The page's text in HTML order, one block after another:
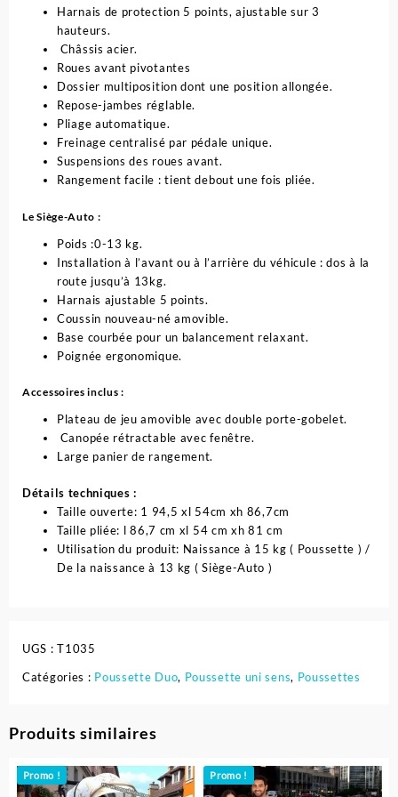
Harnais de protection 5 points, ajustable sur 3
hauteurs.
Châssis acier.
Roues avant pivotantes
Dossier multiposition dont une position allongée.
Repose-jambes réglable.
Pliage automatique.
Freinage centralisé par pédale unique.
Suspensions des roues avant.
Rangement facile : tient debout une fois pliée.
Le Siège-Auto :
Poids :0-13 kg.
Installation à l’avant ou à l’arrière du véhicule : dos à la
route jusqu’à 13kg.
Harnais ajustable 5 points.
Coussin nouveau-né amovible.
Base courbée pour un balancement relaxant.
Poignée ergonomique.
Accessoires inclus :
Plateau de jeu amovible avec double porte-gobelet.
Canopée rétractable avec fenêtre.
Large panier de rangement.
Détails techniques :
Taille ouverte: 1 94,5 xl 54cm xh 86,7cm
Taille pliée: l 86,7 cm xl 54 cm xh 81 cm
Utilisation du produit: Naissance à 15 kg ( Poussette ) /
De la naissance à 13 kg ( Siège-Auto )
UGS :T1035
Catégories : Poussette Duo, Poussette uni sens, Poussettes
Produits similaires
Promo ! Promo !